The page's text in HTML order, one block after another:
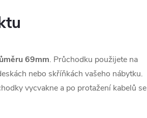
69mm. Průchodku použijete na
nebo skříňkách vašeho nábytku.
vycvakne a po protažení kabelů se